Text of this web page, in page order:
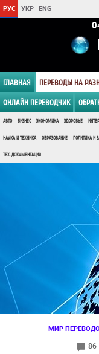
РУС УКР ENG
ГЛАВНАЯ ПЕРЕВОДЫ НА
ОНЛАЙН ПЕРЕВОДЧИК
АВТО БИЗНЕС ЭКОНОМИКА ЗДОРОВЬЕ
НАУКА И ТЕХНИКА ОБРАЗОВАНИЕ ПОЛИТИКА И
ТЕХ. ДОКУМЕНТАЦИЯ
МИР
86